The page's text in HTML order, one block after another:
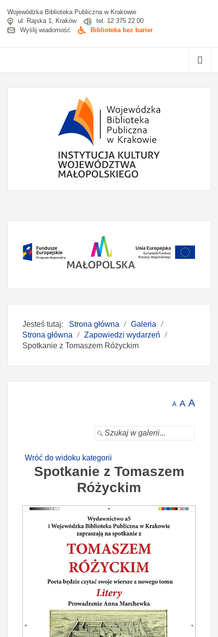
Wojewódzka Biblioteka Publiczna w Krakowie
ul. Rajska 1, Kraków
tel. 12 375 22 00
Wyślij wiadomość
Biblioteka bez barier
Jesteś tutaj: Strona główna
Galeria
Strona główna
Zapowiedzi wydarzeń
Spotkanie z Tomaszem Różyckim
A A A
Wróć do widoku kategorii
Spotkanie z Tomaszem
Różyckim